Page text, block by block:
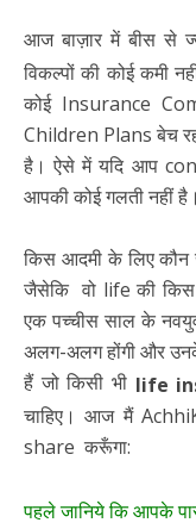
आज बाज़ार में बीस से
विकल्पों की कोई कमी
कोई Insurance
Children Plans बेच
है। ऐसे में यदि आप
आपकी कोई गलती नहीं है।
किस आदमी के लिए कौन
जैसेकि वो life की किस
एक पच्चीस साल के
अलग-अलग होंगी और
हैं जो किसी भी life
चाहिए। आज मैं
share करूँगा:
पहले जानिये कि आपके